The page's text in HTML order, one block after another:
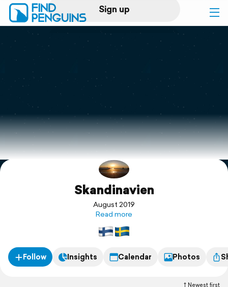
Sign up
Log in
Print a book
Flyover video
Explore
Skandinavien
August 2019
Read more
Follow Insights Calendar Photos
Newest first